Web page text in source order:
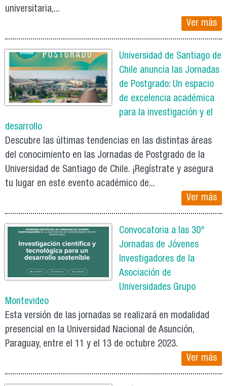
universitaria,...
Ver más
Universidad de Santiago de
Chile anuncia las Jornadas
de Postgrado: Un espacio
de excelencia académica
para la investigación y el
desarrollo
Descubre las últimas tendencias en las distintas áreas
del conocimiento en las Jornadas de Postgrado de la
Universidad de Santiago de Chile. ¡Regístrate y asegura
tu lugar en este evento académico de...
Ver más
Convocatoria a las 30°
Jornadas de Jóvenes
Investigadores de la
Asociación de
Universidades Grupo
Montevideo
Esta versión de las jornadas se realizará en modalidad
presencial en la Universidad Nacional de Asunción,
Paraguay, entre el 11 y el 13 de octubre 2023.
Ver más